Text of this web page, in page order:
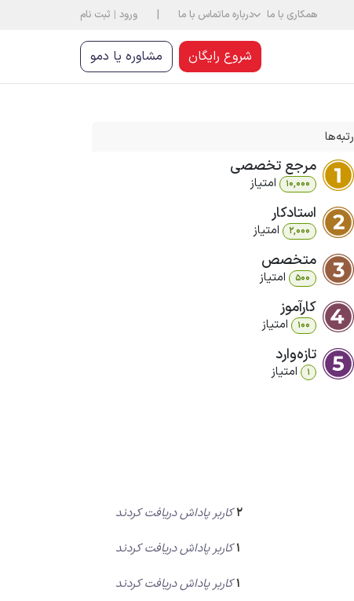
همکاری با ما درباره ماتماس با ما | ورود | ثبت نام
شروع رایگان مشاوره یا دمو
رتبه‌ها
مرجع تخصصی
10,000 امتیاز
استادکار
2,000 امتیاز
متخصص
500 امتیاز
کارآموز
100 امتیاز
تازه‌وارد
1 امتیاز
2کاربر پاداش دریافت کردند
1کاربر پاداش دریافت کردند
1کاربر پاداش دریافت کردند